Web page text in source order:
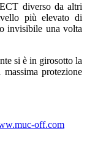
diverso da altri
più elevato di
invisibile una volta
si è in girosotto la
protezione
off.com